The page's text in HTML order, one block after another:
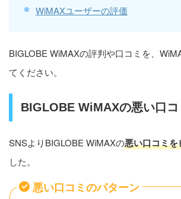
WiMAXユーザーの評価
BIGLOBE WiMAXの評判や口コミを、
てください。
BIGLOBE WiMAXの悪い口コ
SNSよりBIGLOBE WiMAXの悪い口コミ
した。
悪い口コミのパターン